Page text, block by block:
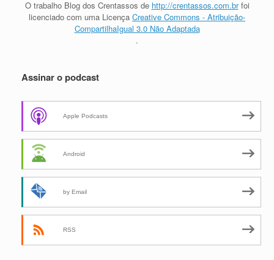
O trabalho Blog dos Crentassos de http://crentassos.com.brfoi
licenciado com uma Licença Creative Commons - Atribuição-
CompartilhaIgual 3.0 Não Adaptada
.
Assinar o podcast
Apple Podcasts
Android
by Email
RSS